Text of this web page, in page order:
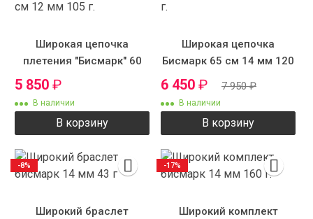
Широкая цепочка
плетения "Бисмарк" 60
см 12 мм 105 г.
5 850 ₽
В наличии
В корзину
Широкая цепочка
Бисмарк 65 см 14 мм 120
6 450 ₽ 7 950₽
В наличии
В корзину
Широкий браслет
-8%
Широкий комплект
-17%